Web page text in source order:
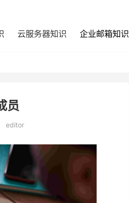
云服务器知识 企业邮箱知识
员
editor